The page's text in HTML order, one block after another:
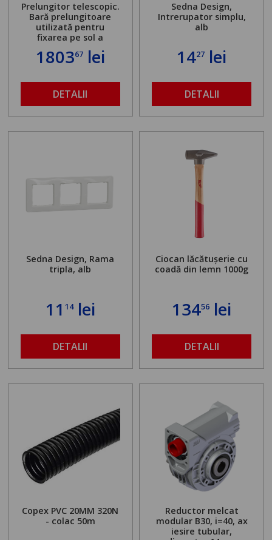
Prelungitor telescopic.
Bară prelungitoare
utilizată pentru
fixarea pe sol a
standului mașinii de
găurit în locul
maximă admisă de 500
kg și înălțime reglabilă
de la 1,8 la 2,9 m
180367lei
DETALII
Sedna Design,
Intrerupator simplu,
alb
1427 lei
DETALII
Sedna Design, Rama
tripla, alb
11 14lei
DETALII
Ciocan lăcătușerie cu
coadă din lemn 1000g
13456 lei
DETALII
Copex PVC 20MM 320N
- colac 50m
Reductor melcat
modular B30, i=40, ax
iesire tubular,